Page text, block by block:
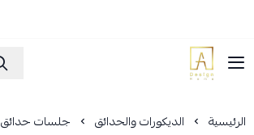
AD HOME
الرئيسية الديكورات والحدائق جلسات حدائق